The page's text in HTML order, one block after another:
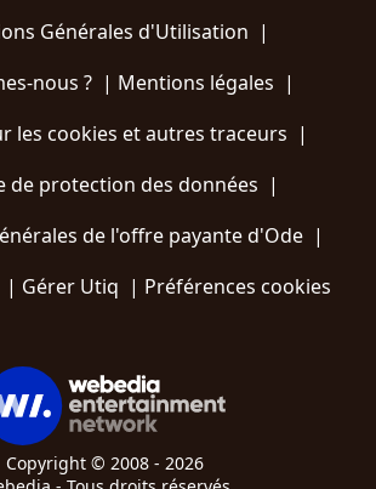
Générales d'Utilisation |
nous ?| Mentions légales |
les cookies et autres traceurs |
de protection des données |
de l'offre payante d'Ode |
| Gérer Utiq | Préférences cookies
Copyright © 2008 - 2026